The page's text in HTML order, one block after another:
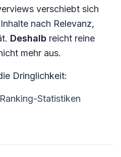
verschiebt sich
nach Relevanz,
Deshalb reicht reine
mehr aus.
Dringlichkeit:
Statistiken